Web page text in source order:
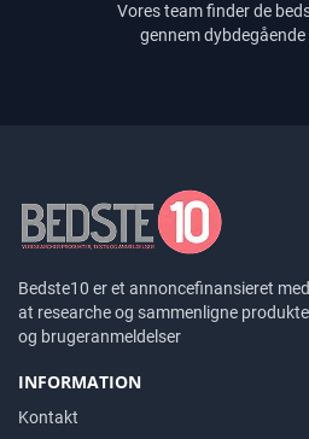
Vores team finder de
gennem
Bedste10 er et annoncefinansieret
at researche og sammenligne
og brugeranmeldelser
INFORMATION
Kontakt